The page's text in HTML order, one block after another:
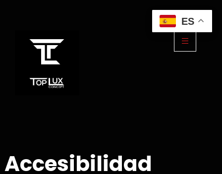
Accesibilidad
ES